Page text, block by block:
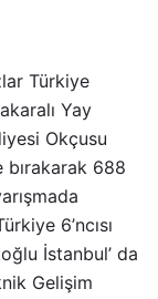
Türkiye
Yay
Okçusu
688
6’ncısı
İstanbul’ da
Gelişim